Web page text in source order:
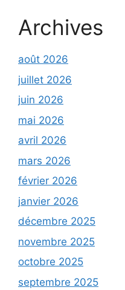
Archives
août 2026
juillet 2026
juin 2026
mai 2026
avril 2026
mars 2026
février 2026
janvier 2026
décembre 2025
novembre 2025
octobre 2025
septembre 2025